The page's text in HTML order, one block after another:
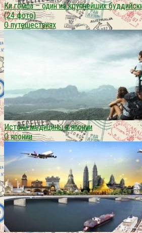
Ки гомпа – один из крупнейших
(24 фото)
О путешествиях
Истоки медицины в японии
О японии